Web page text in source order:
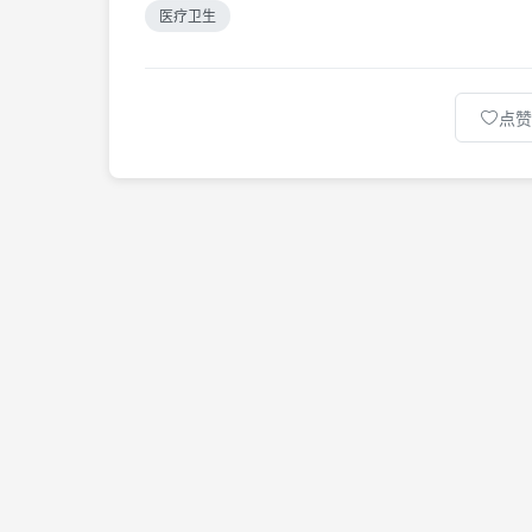
医疗卫生
点赞